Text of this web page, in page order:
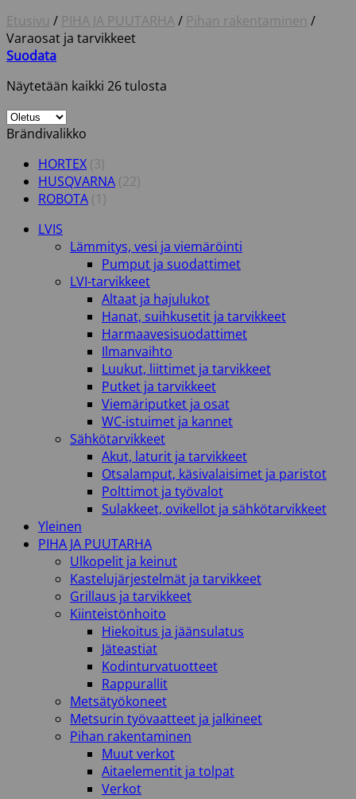
Etusivu / PIHA JA PUUTARHA/ Pihan rakentaminen /
Varaosat ja tarvikkeet
Suodata
Näytetään kaikki 26 tulosta
Brändivalikko
HORTEX (3)
HUSQVARNA (22)
ROBOTA (1)
LVIS
Lämmitys, vesi ja viemäröinti
Pumput ja suodattimet
LVI-tarvikkeet
Altaat ja hajulukot
Hanat, suihkusetit ja tarvikkeet
Harmaavesisuodattimet
Ilmanvaihto
Luukut, liittimet ja tarvikkeet
Putket ja tarvikkeet
Viemäriputket ja osat
WC-istuimet ja kannet
Sähkötarvikkeet
Akut, laturit ja tarvikkeet
Otsalamput, käsivalaisimet ja paristot
Polttimot ja työvalot
Sulakkeet, ovikellot ja sähkötarvikkeet
Yleinen
PIHA JA PUUTARHA
Ulkopelit ja keinut
Kastelujärjestelmät ja tarvikkeet
Grillaus ja tarvikkeet
Kiinteistönhoito
Hiekoitus ja jäänsulatus
Jäteastiat
Kodinturvatuotteet
Rappurallit
Metsätyökoneet
Metsurin työvaatteet ja jalkineet
Pihan rakentaminen
Muut verkot
Aitaelementit ja tolpat
Verkot